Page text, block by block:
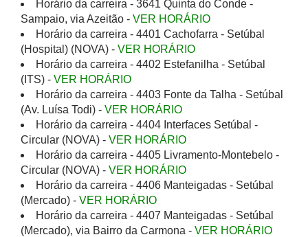
Horário da carreira - 3641 Quinta do Conde -
Sampaio, via Azeitão - VER HORÁRIO
Horário da carreira - 4401 Cachofarra - Setúbal
(Hospital) (NOVA) - VER HORÁRIO
Horário da carreira - 4402 Estefanilha - Setúbal
(ITS) - VER HORÁRIO
Horário da carreira - 4403 Fonte da Talha - Setúbal
(Av. Luísa Todi) - VER HORÁRIO
Horário da carreira - 4404 Interfaces Setúbal -
Circular (NOVA) - VER HORÁRIO
Horário da carreira - 4405 Livramento-Montebelo -
Circular (NOVA) - VER HORÁRIO
Horário da carreira - 4406 Manteigadas - Setúbal
(Mercado) - VER HORÁRIO
Horário da carreira - 4407 Manteigadas - Setúbal
(Mercado), via Bairro da Carmona - VER HORÁRIO